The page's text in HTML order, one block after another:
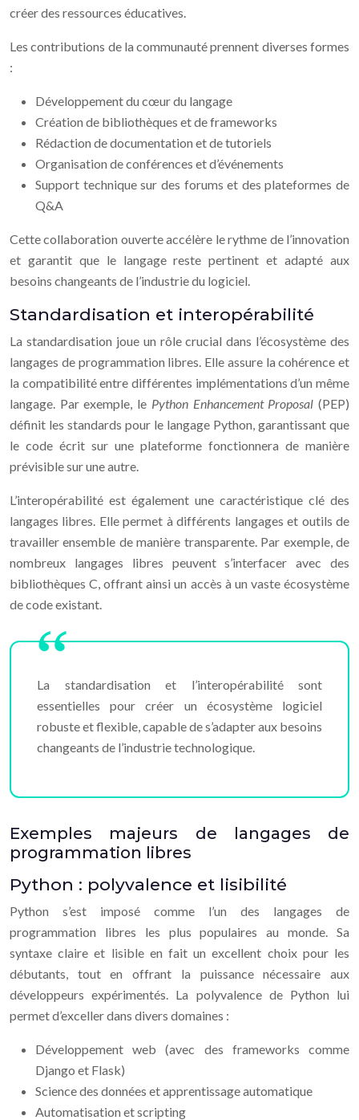
créer des ressources éducatives.
Les contributions de la communauté prennent diverses formes
:
Développement du cœur du langage
Création de bibliothèques et de frameworks
Rédaction de documentation et de tutoriels
Organisation de conférences et d’événements
Support technique sur des forums et des plateformes de
Q&A
Cette collaboration ouverte accélère le rythme de l’innovation
et garantit que le langage reste pertinent et adapté aux
besoins changeants de l’industrie du logiciel.
Standardisation et interopérabilité
La standardisation joue un rôle crucial dans l’écosystème des
langages de programmation libres. Elle assure la cohérence et
la compatibilité entre différentes implémentations d’un même
langage. Par exemple, le Python Enhancement Proposal(PEP)
définit les standards pour le langage Python, garantissant que
le code écrit sur une plateforme fonctionnera de manière
prévisible sur une autre.
L’interopérabilité est également une caractéristique clé des
langages libres. Elle permet à différents langages et outils de
travailler ensemble de manière transparente. Par exemple, de
nombreux langages libres peuvent s’interfacer avec des
bibliothèques C, offrant ainsi un accès à un vaste écosystème
de code existant.
La standardisation et l’interopérabilité sont
essentielles pour créer un écosystème logiciel
robuste et flexible, capable de s’adapter aux besoins
changeants de l’industrie technologique.
Exemples majeurs de langages de
programmation libres
Python : polyvalence et lisibilité
Python s’est imposé comme l’un des langages de
programmation libres les plus populaires au monde. Sa
syntaxe claire et lisible en fait un excellent choix pour les
débutants, tout en offrant la puissance nécessaire aux
développeurs expérimentés. La polyvalence de Python lui
permet d’exceller dans divers domaines :
Développement web (avec des frameworks comme
Django et Flask)
Science des données et apprentissage automatique
Automatisation et scripting